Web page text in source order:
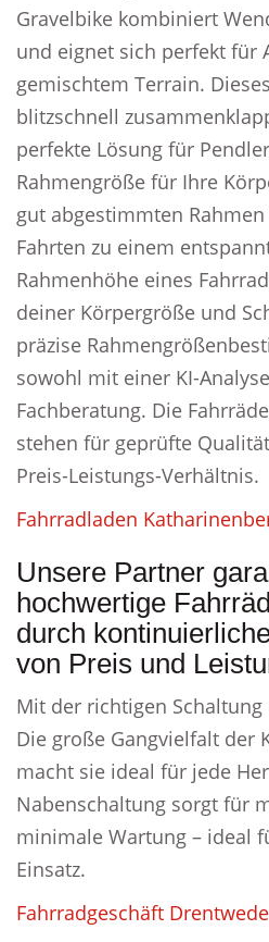
Gravelbike kombiniert
und eignet sich perfekt für
gemischtem Terrain.
blitzschnell
perfekte Lösung für
Rahmengröße für Ihre
gut abgestimmten
Fahrten zu einem
Rahmenhöhe eines
deiner Körpergröße und
präzise
sowohl mit einer KI-
Fachberatung. Die
stehen für geprüfte
Preis-Leistungs-Verhältnis.
Fahrradladen
Unsere Partner
hochwertige
durch
von Preis und
Mit der richtigen
Die große Gangvielfalt der
macht sie ideal für jede
Nabenschaltung sorgt für
minimale Wartung – ideal
Einsatz.
Fahrradgeschäft Drentwede